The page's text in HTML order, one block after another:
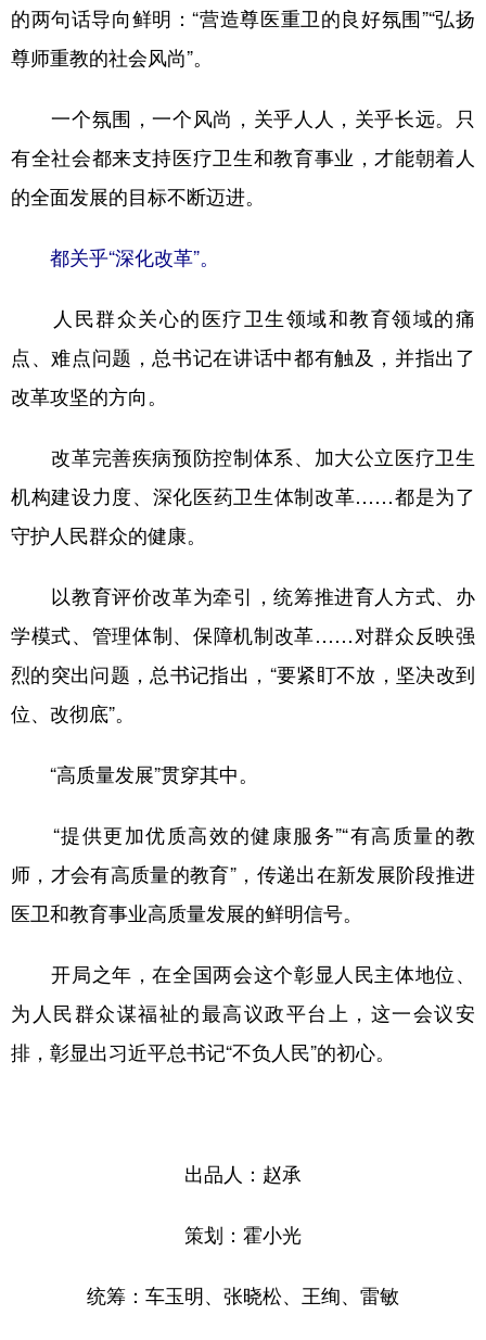
的两句话导向鲜明：“营造尊医重卫的良好氛围”“弘扬
尊师重教的社会风尚”。
一个氛围，一个风尚，关乎人人，关乎长远。只
有全社会都来支持医疗卫生和教育事业，才能朝着人
的全面发展的目标不断迈进。
都关乎“深化改革”。
人民群众关心的医疗卫生领域和教育领域的痛
点、难点问题，总书记在讲话中都有触及，并指出了
改革攻坚的方向。
改革完善疾病预防控制体系、加大公立医疗卫生
机构建设力度、深化医药卫生体制改革……都是为了
守护人民群众的健康。
以教育评价改革为牵引，统筹推进育人方式、办
学模式、管理体制、保障机制改革……对群众反映强
烈的突出问题，总书记指出，“要紧盯不放，坚决改到
位、改彻底”。
“高质量发展”贯穿其中。
“提供更加优质高效的健康服务”“有高质量的教
师，才会有高质量的教育”，传递出在新发展阶段推进
医卫和教育事业高质量发展的鲜明信号。
开局之年，在全国两会这个彰显人民主体地位、
为人民群众谋福祉的最高议政平台上，这一会议安
排，彰显出习近平总书记“不负人民”的初心。
出品人：赵承
策划：霍小光
统筹：车玉明、张晓松、王绚、雷敏